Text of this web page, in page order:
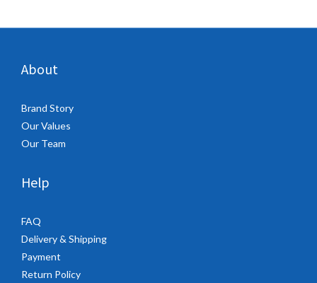
About
Brand Story
Our Values
Our Team
Help
FAQ
Delivery & Shipping
Payment
Return Policy